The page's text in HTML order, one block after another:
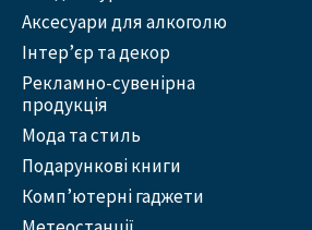
Аксесуари для алкоголю
Інтер’єр та декор
Рекламно-сувенірна
продукція
Мода та стиль
Подарункові книги
Комп’ютерні гаджети